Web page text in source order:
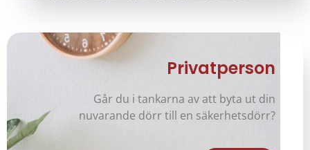
Privatperson
Går du i tankarna av att byta ut din
nuvarande dörr till en säkerhetsdörr?